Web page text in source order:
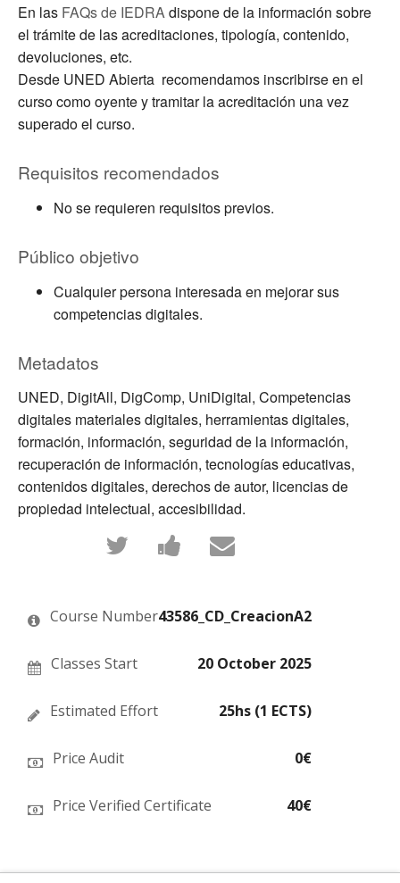
En las FAQs de IEDRA dispone de la información sobre
el trámite de las acreditaciones, tipología, contenido,
devoluciones, etc.
Desde UNED Abierta recomendamos inscribirse en el
curso como oyente y tramitar la acreditación una vez
superado el curso.
Requisitos recomendados
No se requieren requisitos previos.
Público objetivo
Cualquier persona interesada en mejorar sus
competencias digitales.
Metadatos
UNED, DigitAll, DigComp, UniDigital, Competencias
digitales materiales digitales, herramientas digitales,
formación, información, seguridad de la información,
recuperación de información, tecnologías educativas,
contenidos digitales, derechos de autor, licencias de
propiedad intelectual, accesibilidad.
Tweet
that
you've
this
course
Post
a Facebook
say
you've
in
this
Email
someone
to
enrolled
in
course
Course Number43586_CD_CreacionA2
Classes Start 20 October 2025
Estimated Effort 25hs (1 ECTS)
Price Audit 0€
Price Verified Certificate 40€